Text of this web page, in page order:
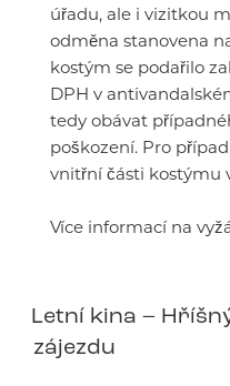
úřadu, ale i vizitkou
odměna stanovena
kostým se podařilo
DPH v
tedy obávat
poškození. Pro
vnitřní části kostýmu
Více informací na
Letní kina –
zájezdu